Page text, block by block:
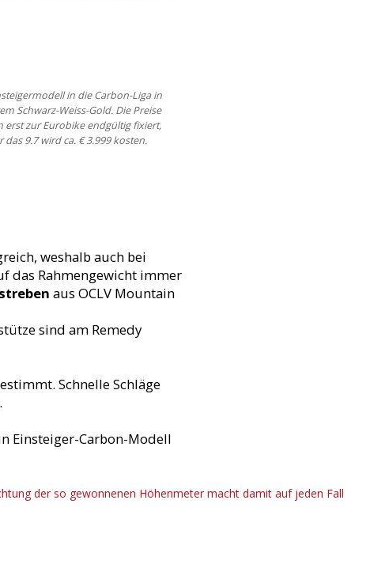
in die Carbon-Liga in
Schwarz-Weiss-Gold. Die Preise
erst zur Eurobike endgültig fixiert,
das 9.7 wird ca. € 3.999 kosten.
weshalb auch bei
das Rahmengewicht immer
aus OCLV Mountain
sind am Remedy
Schnelle Schläge
Einsteiger-Carbon-Modell